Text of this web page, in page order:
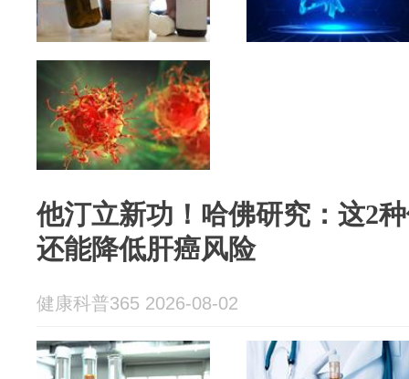
他汀立新功！哈佛研究：这2
还能降低肝癌风险
健康科普365 2026-08-02